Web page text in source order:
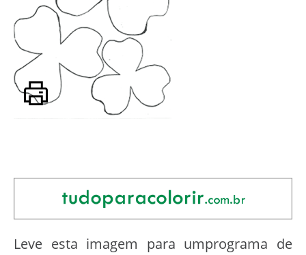
Leve esta imagem para umprograma de